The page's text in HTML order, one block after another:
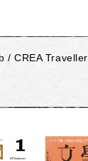
/ CREA Traveller